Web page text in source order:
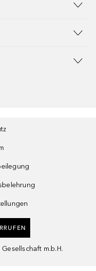
m.b.H.